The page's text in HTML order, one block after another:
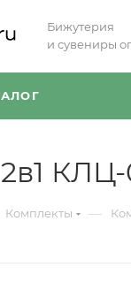
Бижутерия
и сувениры
Комплекты —